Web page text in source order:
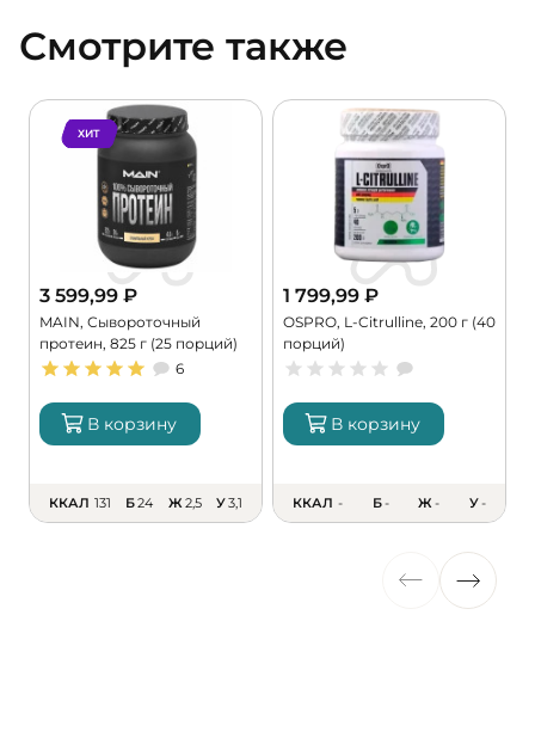
Смотрите также
ХИТ
3 599,99 ₽
MAIN, Сывороточный
протеин, 825 г (25 порций)
6
В корзину
ККАЛ 131 Б24 Ж 2,5 У3,1
1 799,99 ₽
OSPRO, L-Citrulline, 200 г (40
порций)
В корзину
ККАЛ - Б- Ж - У-